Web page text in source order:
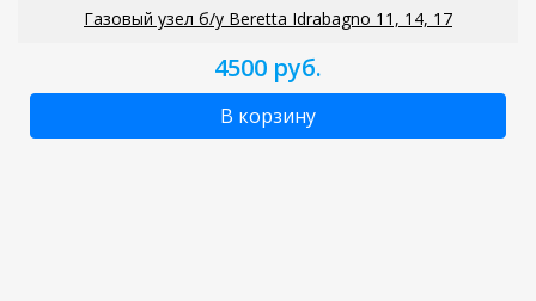
Газовый узел б/у Beretta Idrabagno 11, 14, 17
4500 руб.
В корзину